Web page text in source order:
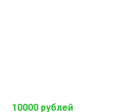
10000 рублей